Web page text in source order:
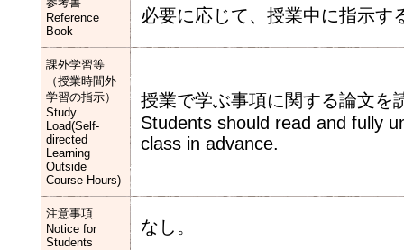
Reference
Book
必要に応じて、授業中に指示す
課外学習等
（授業時間外
学習の指示）
Study
Load(Self-
directed
Learning
Outside
Course Hours)
授業で学ぶ事項に関する論文を
Students should read and fully
class in advance.
注意事項
Notice for
Students
なし。